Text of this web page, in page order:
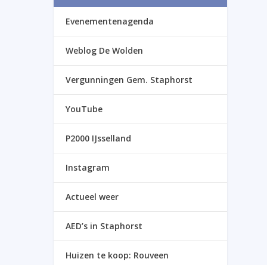
Evenementenagenda
Weblog De Wolden
Vergunningen Gem. Staphorst
YouTube
P2000 IJsselland
Instagram
Actueel weer
AED’s in Staphorst
Huizen te koop: Rouveen